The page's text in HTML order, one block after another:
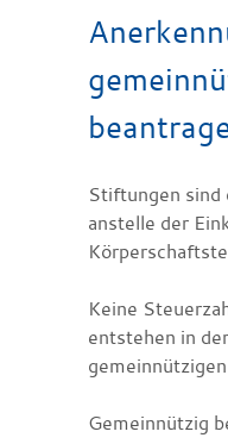
Stiftungen sind
anstelle der
Keine
entstehen in
Gemeinnützig